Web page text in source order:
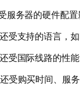
服务器的硬件配
受支持的语言，如
受国际线路的性
受购买时间、服